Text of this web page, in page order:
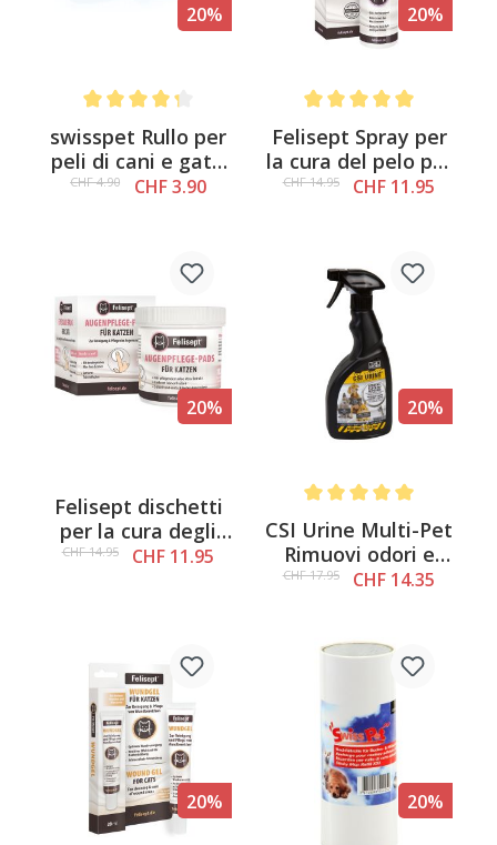
20%
swisspet Rullo per
peli di cani e gatti
Blue
CHF 4.90 CHF 3.90
20%
Felisept Spray per
la cura del pelo per
gatti, 250 ml
CHF 14.95 CHF 11.95
20%
Felisept dischetti
per la cura degli
occhi per gatti, 100
CHF 14.95 CHF 11.95
20%
Average rating of 5 out of
CSI Urine Multi-Pet
Rimuovi odori e
macchie, 500 ml
CHF 17.95 CHF 14.35
20% 20%